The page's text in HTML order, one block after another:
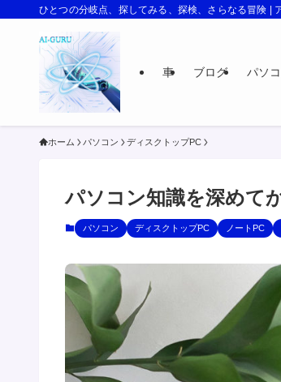
ひとつの分岐点、探してみる、探検、さらなる冒険 |
車 ブログ パソ
ホーム パソコン ディスクトップPC
パソコン知識を深めて
パソコン ディスクトップPC ノートPC